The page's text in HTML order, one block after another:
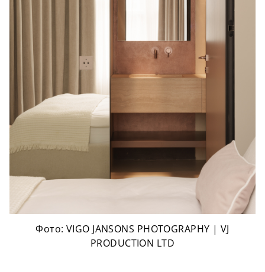
Фото: VIGO JANSONS PHOTOGRAPHY | VJ
PRODUCTION LTD